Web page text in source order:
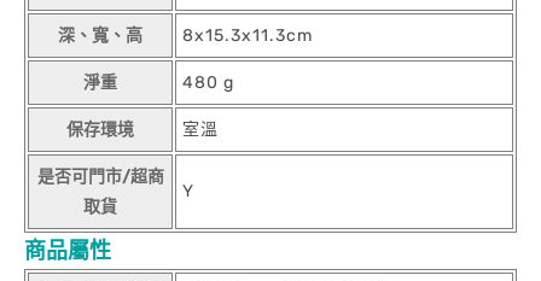
深、寬、高 8x15.3x11.3cm
淨重 480 g
保存環境 室溫
是否可門市/超商
取貨
Y
商品屬性